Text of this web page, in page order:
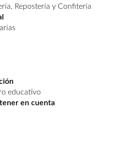
Repostería y Confitería
educativo
en cuenta